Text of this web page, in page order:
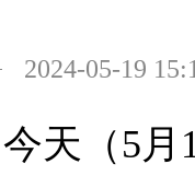
2024-05-19
（5月